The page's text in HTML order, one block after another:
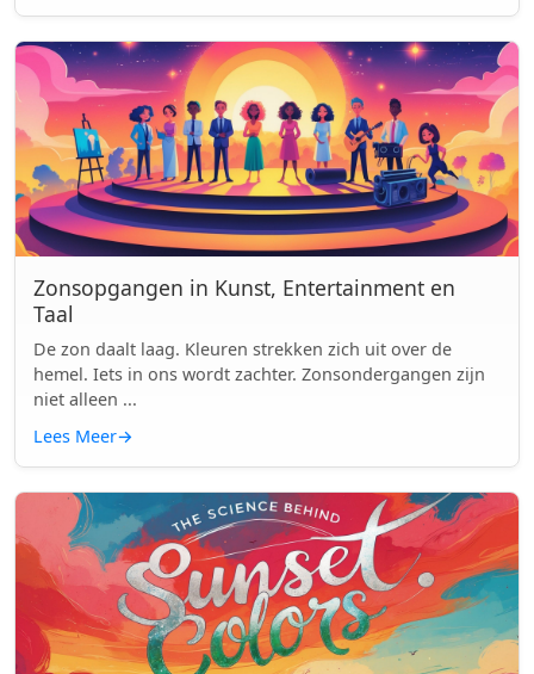
Zonsopgangen in Kunst, Entertainment en
Taal
De zon daalt laag. Kleuren strekken zich uit over de
hemel. Iets in ons wordt zachter. Zonsondergangen zijn
niet alleen ...
Lees Meer→